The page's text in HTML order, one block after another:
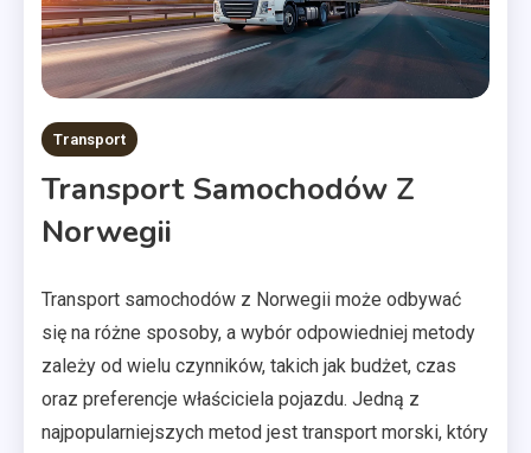
Transport
Transport Samochodów Z
Norwegii
Transport samochodów z Norwegii może odbywać
się na różne sposoby, a wybór odpowiedniej metody
zależy od wielu czynników, takich jak budżet, czas
oraz preferencje właściciela pojazdu. Jedną z
najpopularniejszych metod jest transport morski, który